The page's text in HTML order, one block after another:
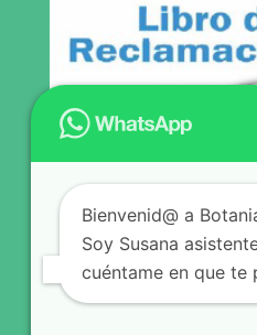
Reclamaciones
Síguenos
Bienvenid@ a
Soy Susana
cuéntame en que te